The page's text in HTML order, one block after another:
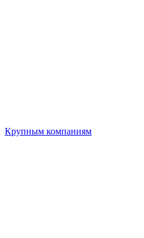
Крупным компаниям